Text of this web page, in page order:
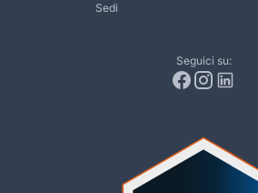
Sedi
Seguici su: